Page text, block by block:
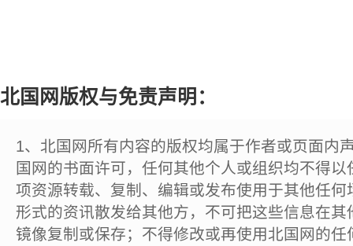
北国网版权与免责声明：
1、北国网所有内容的版权均属于作者或页面内
国网的书面许可，任何其他个人或组织均不得
项资源转载、复制、编辑或发布使用于其他任
形式的资讯散发给其他方，不可把这些信息在
镜像复制或保存；不得修改或再使用北国网的